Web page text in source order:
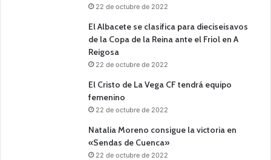
22 de octubre de 2022
El Albacete se clasifica para dieciseisavos
de la Copa de la Reina ante el Friol en A
Reigosa
22 de octubre de 2022
El Cristo de La Vega CF tendrá equipo
femenino
22 de octubre de 2022
Natalia Moreno consigue la victoria en
«Sendas de Cuenca»
22 de octubre de 2022